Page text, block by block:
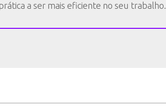
a ser mais eficiente no seu trabalho.